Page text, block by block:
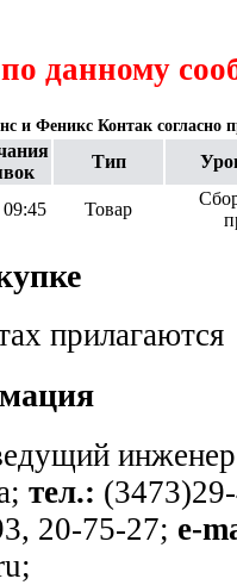
данному
и Феникс Контак согласно
Тип
Товар
прилагаются
тел.:
20-75-27; e-